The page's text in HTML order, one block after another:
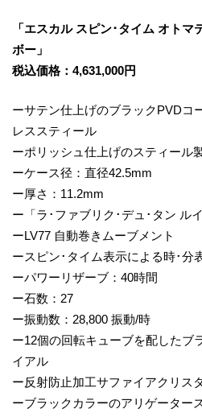
「エスカル スピン･タイム オト
ボー」
税込価格：4,631,000円
ーサテン仕上げのブラックPVDコ
レススティール
ーポリッシュ仕上げのスティール
ーケース径：直径42.5mm
ー厚さ：11.2mm
ー「ラ･ファブリク･デュ･タン ル
ーLV77 自動巻きムーブメント
ースピン･タイム表示による時･分
ーパワーリザーブ：40時間
ー石数：27
ー振動数：28,800 振動/時
ー12個の回転キューブを配したブ
イアル
ー反射防止加工サファイアクリス
ーブラックカラーのアリゲーター